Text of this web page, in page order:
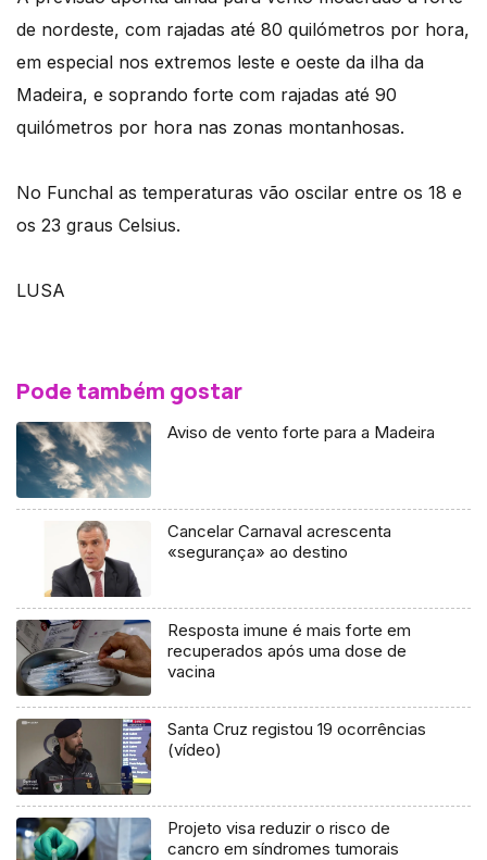
de nordeste, com rajadas até 80 quilómetros por hora,
em especial nos extremos leste e oeste da ilha da
Madeira, e soprando forte com rajadas até 90
quilómetros por hora nas zonas montanhosas.
No Funchal as temperaturas vão oscilar entre os 18 e
os 23 graus Celsius.
LUSA
Pode também gostar
Aviso de vento forte para a Madeira
Cancelar Carnaval acrescenta
«segurança» ao destino
Resposta imune é mais forte em
recuperados após uma dose de
vacina
Santa Cruz registou 19 ocorrências
(vídeo)
Projeto visa reduzir o risco de
cancro em síndromes tumorais